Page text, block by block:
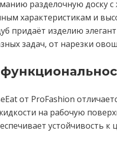
разделочную доску
характеристикам и
придаёт изделию
задач, от нарезки
от ProFashion
на рабочую
устойчивость